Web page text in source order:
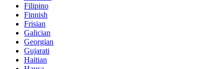
Filipino
Finnish
Frisian
Galician
Georgian
Gujarati
Haitian